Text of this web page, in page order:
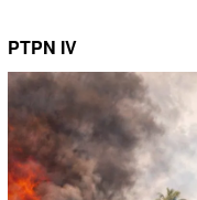
PTPN IV